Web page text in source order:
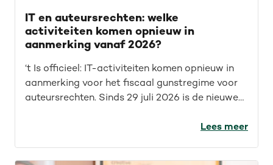
IT en auteursrechten: welke
activiteiten komen opnieuw in
aanmerking vanaf 2026?
‘t Is officieel: IT-activiteiten komen opnieuw in
aanmerking voor het fiscaal gunstregime voor
auteursrechten. Sinds 29 juli 2026 is de nieuwe
voor IT’ers? Welke opdrachten vallen nu onder
Lees meer